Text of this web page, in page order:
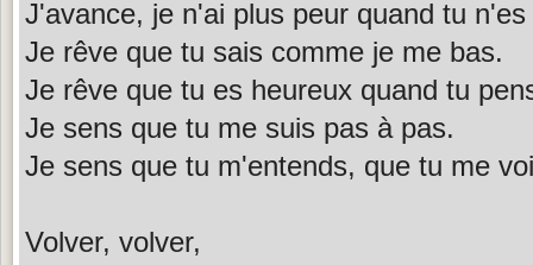
J'avance, je n'ai plus peur quand tu
Je rêve que tu sais comme je me bas.
Je rêve que tu es heureux quand tu
Je sens que tu me suis pas à pas.
Je sens que tu m'entends, que tu me
Volver, volver,